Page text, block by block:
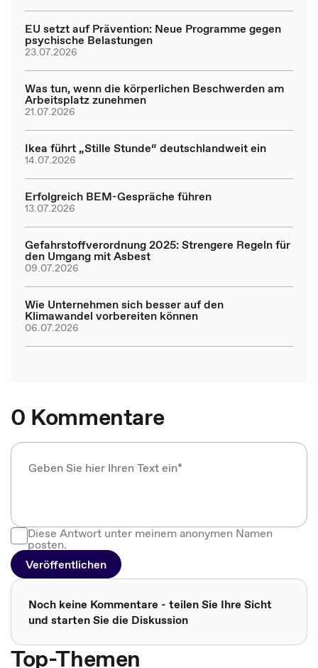
EU setzt auf Prävention: Neue Programme gegen
psychische Belastungen
23.07.2026
Was tun, wenn die körperlichen Beschwerden am
Arbeitsplatz zunehmen
21.07.2026
Ikea führt „Stille Stunde“ deutschlandweit ein
14.07.2026
Erfolgreich BEM-Gespräche führen
13.07.2026
Gefahrstoffverordnung 2025: Strengere Regeln für
den Umgang mit Asbest
09.07.2026
Wie Unternehmen sich besser auf den
Klimawandel vorbereiten können
06.07.2026
0 Kommentare
Diese Antwort unter meinem anonymen Namen
posten.
Veröffentlichen
Noch keine Kommentare - teilen Sie Ihre Sicht
und starten Sie die Diskussion
Top-Themen